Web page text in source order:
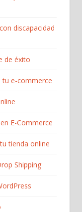
discapacidad
de éxito
tu e-commerce
E-Commerce
tienda online
Shipping